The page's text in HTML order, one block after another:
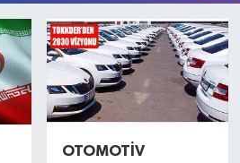
OTOMOTIV
ve Fikstür